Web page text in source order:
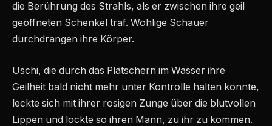
die Berührung des Strahls, als er zwischen ihre geil
geöffneten Schenkel traf. Wohlige Schauer
durchdrangen ihre Körper.
Uschi, die durch das Plätschern im Wasser ihre
Geilheit bald nicht mehr unter Kontrolle halten konnte,
leckte sich mit ihrer rosigen Zunge über die blutvollen
Lippen und lockte so ihren Mann, zu ihr zu kommen.